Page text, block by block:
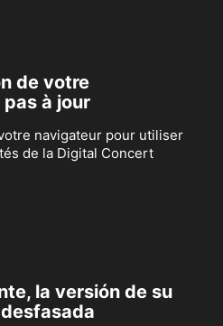
de votre
pas à jour
navigateur pour utiliser
de la Digital Concert
la versión de su